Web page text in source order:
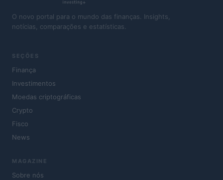
O novo portal para o mundo das finanças. Insights,
notícias, comparações e estatísticas.
SEÇÕES
Finança
Investimentos
Moedas criptográficas
Crypto
Fisco
News
MAGAZINE
Sobre nós